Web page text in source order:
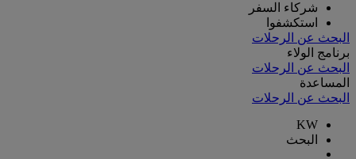
شركاء السفر
استكشفوا
البحث عن الرحلات
برنامج الولاء
البحث عن الرحلات
المساعدة
البحث عن الرحلات
KW
البحث